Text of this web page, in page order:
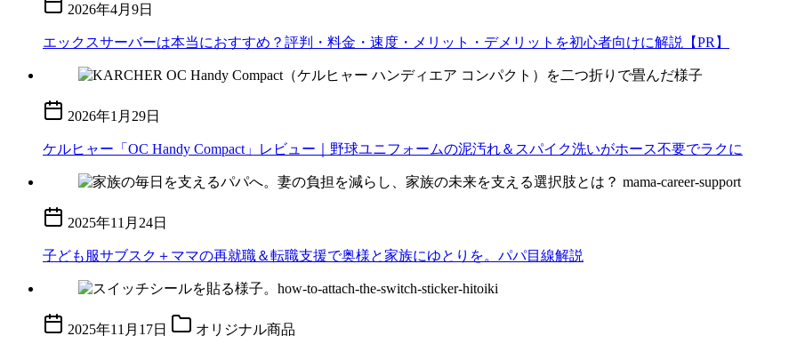
2026年4月9日
エックスサーバーは本当におすすめ？評判・料金・速度・メリット・デメリットを初心者向けに解説【PR】
2026年1月29日
ケルヒャー「OC Handy Compact」レビュー｜野球ユニフォームの泥汚れ＆スパイク洗いがホース不要でラクに
2025年11月24日
子ども服サブスク＋ママの再就職＆転職支援で奥様と家族にゆとりを。パパ目線解説
2025年11月17日 オリジナル商品